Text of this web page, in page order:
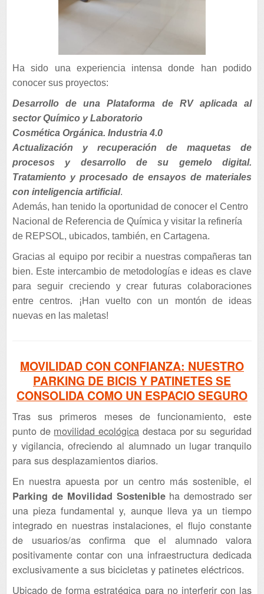
Ha sido una experiencia intensa donde han podido
conocer sus proyectos:
Desarrollo de una Plataforma de RV aplicada al
sector Químico y Laboratorio
Cosmética Orgánica. Industria 4.0
Actualización y recuperación de maquetas de
procesos y desarrollo de su gemelo digital.
Tratamiento y procesado de ensayos de materiales
con inteligencia artificial.
Además, han tenido la oportunidad de conocer el Centro
Nacional de Referencia de Química y visitar la refinería
de REPSOL, ubicados, también, en Cartagena.
Gracias al equipo por recibir a nuestras compañeras tan
bien. Este intercambio de metodologías e ideas es clave
para seguir creciendo y crear futuras colaboraciones
entre centros. ¡Han vuelto con un montón de ideas
nuevas en las maletas!
MOVILIDAD CON CONFIANZA: NUESTRO
PARKING DE BICIS Y PATINETES SE
CONSOLIDA COMO UN ESPACIO SEGURO
Tras sus primeros meses de funcionamiento, este
punto de movilidad ecológica destaca por su seguridad
y vigilancia, ofreciendo al alumnado un lugar tranquilo
para sus desplazamientos diarios.
En nuestra apuesta por un centro más sostenible, el
Parking de Movilidad Sostenibleha demostrado ser
una pieza fundamental y, aunque lleva ya un tiempo
integrado en nuestras instalaciones, el flujo constante
de usuarios/as confirma que el alumnado valora
positivamente contar con una infraestructura dedicada
exclusivamente a sus bicicletas y patinetes eléctricos.
Ubicado de forma estratégica para no interferir con las